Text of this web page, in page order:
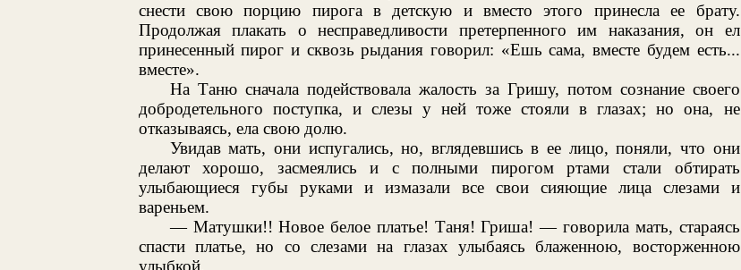
снести свою порцию пирога в детскую и вместо этого принесла ее брату.
Продолжая плакать о несправедливости претерпенного им наказания, он ел
принесенный пирог и сквозь рыдания говорил: «Ешь сама, вместе будем есть...
вместе».
На Таню сначала подействовала жалость за Гришу, потом сознание своего
добродетельного поступка, и слезы у ней тоже стояли в глазах; но она, не
отказываясь, ела свою долю.
Увидав мать, они испугались, но, вглядевшись в ее лицо, поняли, что они
делают хорошо, засмеялись и с полными пирогом ртами стали обтирать
улыбающиеся губы руками и измазали все свои сияющие лица слезами и
вареньем.
— Матушки!! Новое белое платье! Таня! Гриша! — говорила мать, стараясь
спасти платье, но со слезами на глазах улыбаясь блаженною, восторженною